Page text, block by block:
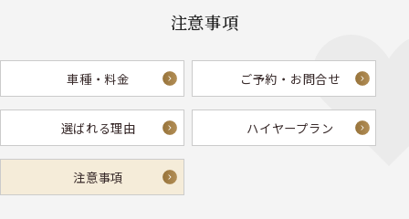
注意事項
車種・料金 ご予約・お問合せ
選ばれる理由 ハイヤープラン
注意事項